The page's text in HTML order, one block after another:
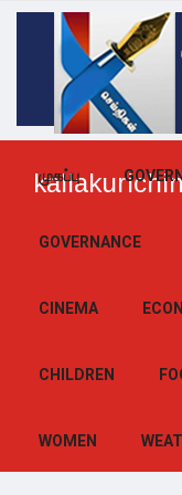
முகப்பு
GOVERNANCE
CINEMA
CHILDREN
WOMEN